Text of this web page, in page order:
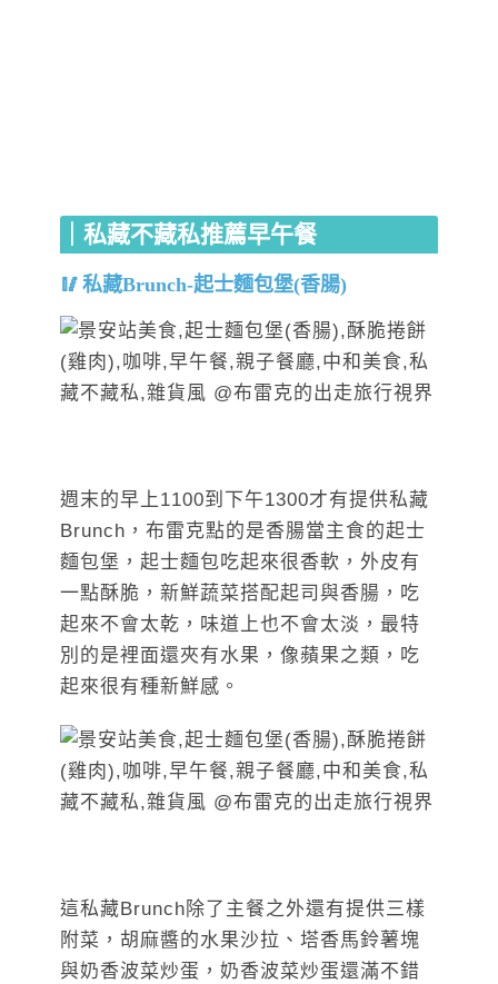
｜私藏不藏私推薦早午餐
私藏Brunch-起士麵包堡(香腸)
週末的早上1100到下午1300才有提供私藏
Brunch，布雷克點的是香腸當主食的起士
麵包堡，起士麵包吃起來很香軟，外皮有
一點酥脆，新鮮蔬菜搭配起司與香腸，吃
起來不會太乾，味道上也不會太淡，最特
別的是裡面還夾有水果，像蘋果之類，吃
起來很有種新鮮感。
這私藏Brunch除了主餐之外還有提供三樣
附菜，胡麻醬的水果沙拉、塔香馬鈴薯塊
與奶香波菜炒蛋，奶香波菜炒蛋還滿不錯